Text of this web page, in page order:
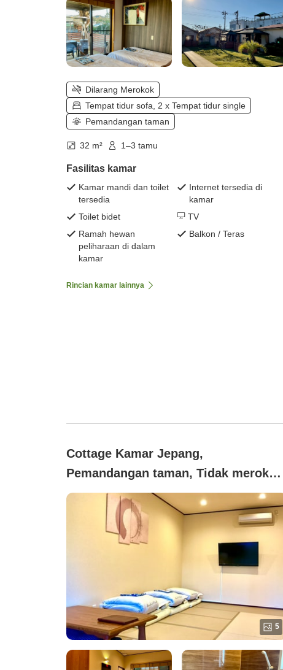
Dilarang Merokok
Tempat tidur sofa, 2 x Tempat tidur single
Pemandangan taman
32 m² 1–3 tamu
Fasilitas kamar
Kamar mandi dan toilet
tersedia
Internet tersedia di
kamar
Toilet bidet
TV
Ramah hewan
peliharaan di dalam
kamar
Balkon / Teras
Rincian kamar lainnya
Cottage Kamar Jepang,
Pemandangan taman, Tidak merokok
(Kamar bergaya Jepang di pondok)
5